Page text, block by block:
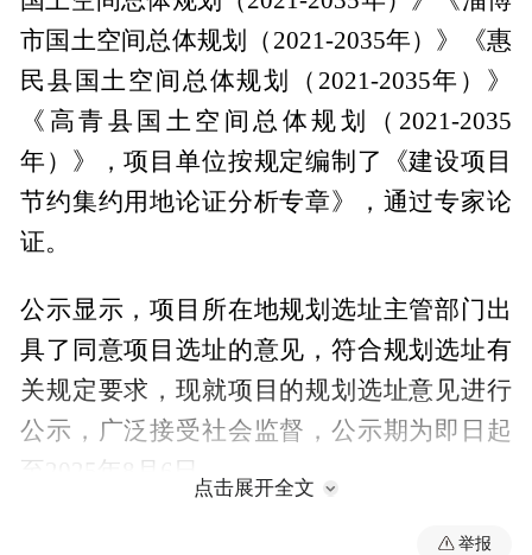
市国土空间总体规划（2021-2035年）》《惠
民县国土空间总体规划（2021-2035年）》
《高青县国土空间总体规划（2021-2035
年）》，项目单位按规定编制了《建设项目
节约集约用地论证分析专章》，通过专家论
证。
公示显示，项目所在地规划选址主管部门出
具了同意项目选址的意见，符合规划选址有
关规定要求，现就项目的规划选址意见进行
公示，广泛接受社会监督，公示期为即日起
至2025年8月6日。
点击展开全文
举报